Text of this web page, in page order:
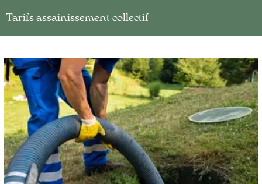
Tarifs assainissement collectif